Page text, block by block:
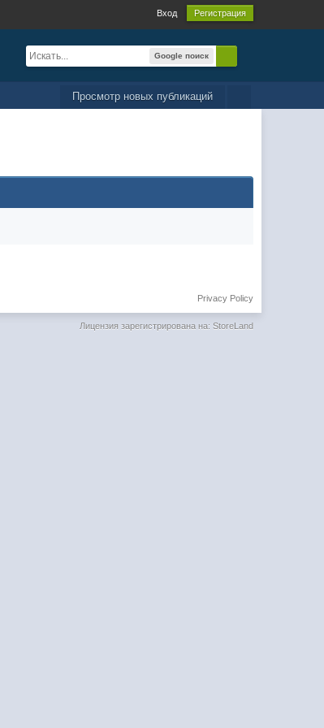
Вход Регистрация
Google поиск
Просмотр новых публикаций
Privacy Policy
Лицензия зарегистрирована на: StoreLand